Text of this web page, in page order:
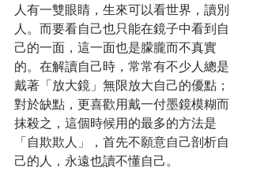
人有一雙眼睛，生來可以看世界，讀別
人。而要看自己也只能在鏡子中看到自
己的一面，這一面也是朦朧而不真實
的。在解讀自己時，常常有不少人總是
戴著「放大鏡」無限放大自己的優點；
對於缺點，更喜歡用戴一付墨鏡模糊而
抹殺之，這個時候用的最多的方法是
「自欺欺人」，首先不願意自己剖析自
己的人，永遠也讀不懂自己。